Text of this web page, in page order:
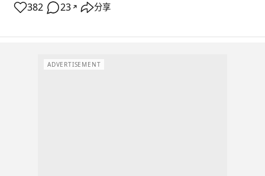
382 23 ↗ 分享
ADVERTISEMENT